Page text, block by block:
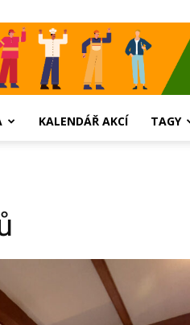
KALENDÁŘ AKCÍ TAGY